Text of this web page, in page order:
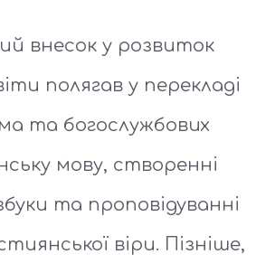
внесок у розвиток
полягав у перекладі
та богослужбових
мову, створенні
та проповідуванні
віри. Пізніше,